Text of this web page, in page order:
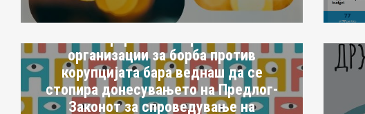
организации за борба против
корупцијата бара веднаш да се
стопира донесувањето на Предлог-
Законот за спроведување на